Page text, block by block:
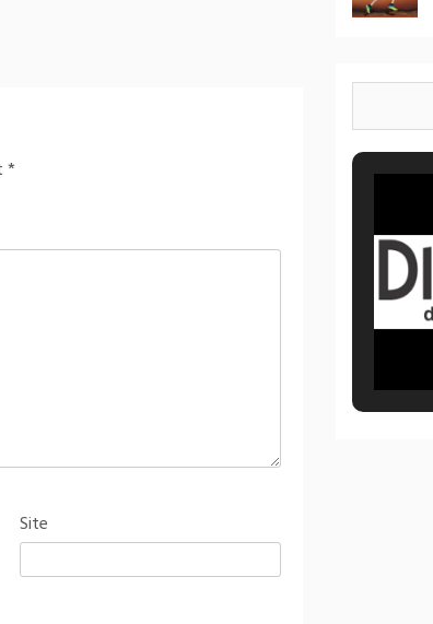
*
Site